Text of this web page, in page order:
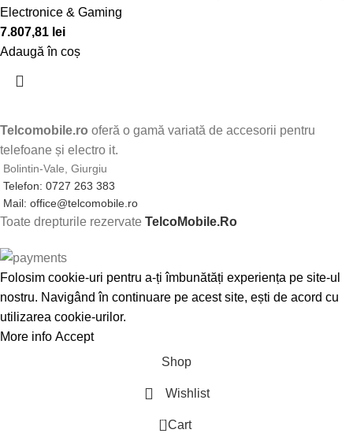
Electronice & Gaming
7.807,81 lei
Adaugă în coș
Telcomobile.ro oferă o gamă variată de accesorii pentru
telefoane și electro it.
Bolintin-Vale, Giurgiu
Telefon: 0727 263 383
Mail: office@telcomobile.ro
Toate drepturile rezervate TelcoMobile.Ro
Folosim cookie-uri pentru a-ți îmbunătăți experiența pe site-ul
nostru. Navigând în continuare pe acest site, ești de acord cu
utilizarea cookie-urilor.
More info Accept
Shop
Wishlist
0 Cart